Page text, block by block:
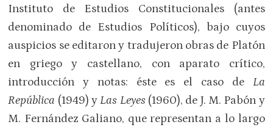
Instituto de Estudios Constitucionales (antes
denominado de Estudios Políticos), bajo cuyos
auspicios se editaron y tradujeron obras de Platón
en griego y castellano, con aparato crítico,
introducción y notas: éste es el caso de La
República (1949) yLas Leyes (1960), de J. M. Pabón y
M. Fernández Galiano, que representan a lo largo